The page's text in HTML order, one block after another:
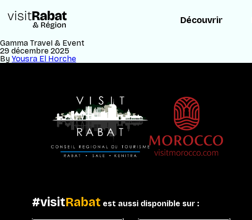
Découvrir
Gamma Travel & Event
29 décembre 2025
By Yousra El Horche
#visitRabat est aussi disponible sur :